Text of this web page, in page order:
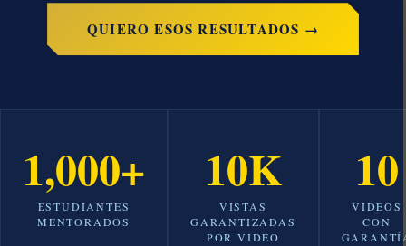
QUIERO ESOS RESULTADOS →
1,000+
ESTUDIANTES
MENTORADOS
10K
VISTAS
GARANTIZADAS
POR VIDEO
10
VIDEOS
CON